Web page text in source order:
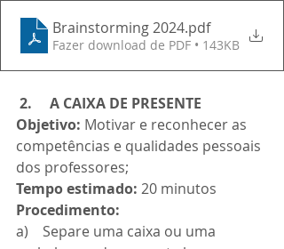
Brainstorming 2024.pdf
Fazer download de PDF • 143KB
2.     A CAIXA DE PRESENTE
Objetivo: Motivar e reconhecer as
competências e qualidades pessoais
dos professores;
Tempo estimado: 20 minutos
Procedimento:
a)    Separe uma caixa ou uma